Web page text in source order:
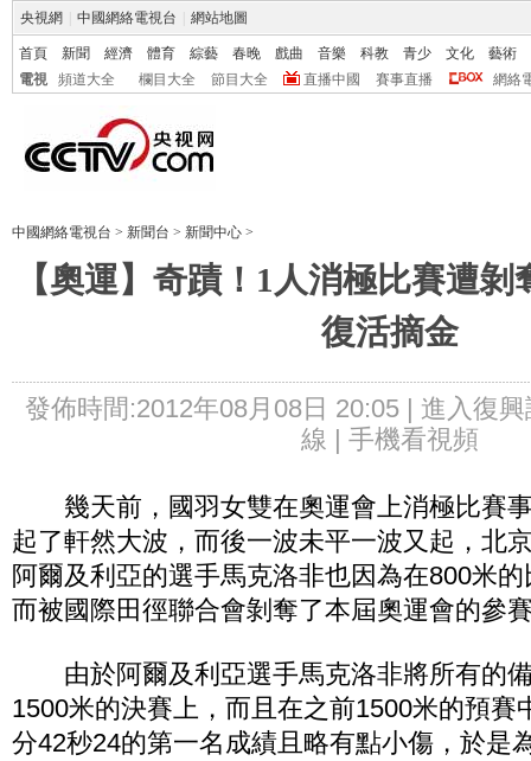
央視網 中國網絡電視台 網站地圖
首頁 新聞 經濟 體育 綜藝 春晚 戲曲 音樂 科教 青少 文化
藝術
電視
頻道大全 欄目大全 節目大全 直播中國 賽事直播 網絡
中國網絡電視台 > 新聞台 > 新聞中心 >
【奧運】奇蹟！1人消極比賽遭
復活摘金
發佈時間:2012年08月08日 20:05 | 進入復
線 | 手機看視頻
幾天前，國羽女雙在奧運會上消極比賽
起了軒然大波，而後一波未平一波又起，北
阿爾及利亞的選手馬克洛非也因為在800米的
而被國際田徑聯合會剝奪了本屆奧運會的參
由於阿爾及利亞選手馬克洛非將所有的
1500米的決賽上，而且在之前1500米的預賽
分42秒24的第一名成績且略有點小傷，於是